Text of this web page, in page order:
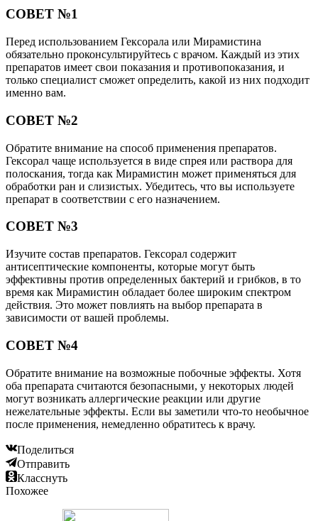
СОВЕТ №1
Перед использованием Гексорала или Мирамистина
обязательно проконсультируйтесь с врачом. Каждый из этих
препаратов имеет свои показания и противопоказания, и
только специалист сможет определить, какой из них подходит
именно вам.
СОВЕТ №2
Обратите внимание на способ применения препаратов.
Гексорал чаще используется в виде спрея или раствора для
полоскания, тогда как Мирамистин может применяться для
обработки ран и слизистых. Убедитесь, что вы используете
препарат в соответствии с его назначением.
СОВЕТ №3
Изучите состав препаратов. Гексорал содержит
антисептические компоненты, которые могут быть
эффективны против определенных бактерий и грибков, в то
время как Мирамистин обладает более широким спектром
действия. Это может повлиять на выбор препарата в
зависимости от вашей проблемы.
СОВЕТ №4
Обратите внимание на возможные побочные эффекты. Хотя
оба препарата считаются безопасными, у некоторых людей
могут возникать аллергические реакции или другие
нежелательные эффекты. Если вы заметили что-то необычное
после применения, немедленно обратитесь к врачу.
Поделиться
Отправить
Класснуть
Похожее